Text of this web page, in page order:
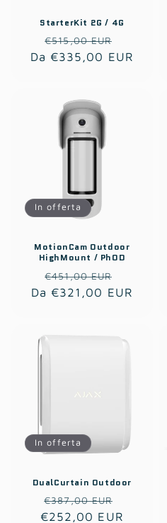
StarterKit 2G / 4G
Prezzo
di
€515,00 EUR
scontato
Da €335,00 EUR
In offerta
MotionCam Outdoor
HighMount / PhOD
Prezzo
di
€451,00 EUR
scontato
Da €321,00 EUR
In offerta
DualCurtain Outdoor
Prezzo
di
€387,00 EUR
scontato
€252,00 EUR